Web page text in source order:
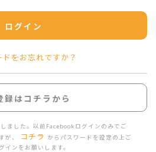
ログイン
ドをお忘れですか？
録はコチラから
ました。以前Facebookログインのみでご
が、
コチラ からパスワードを設定の上ご
インをお願いします。